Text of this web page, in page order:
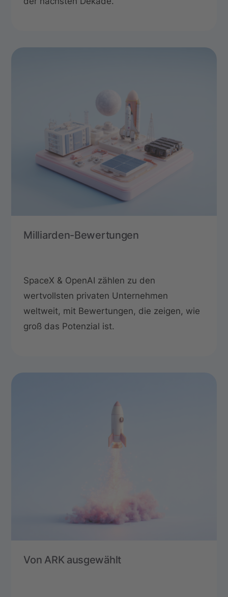
Milliarden-Bewertungen
SpaceX & OpenAI zählen zu den
wertvollsten privaten Unternehmen
weltweit, mit Bewertungen, die zeigen, wie
groß das Potenzial ist.
Von ARK ausgewählt